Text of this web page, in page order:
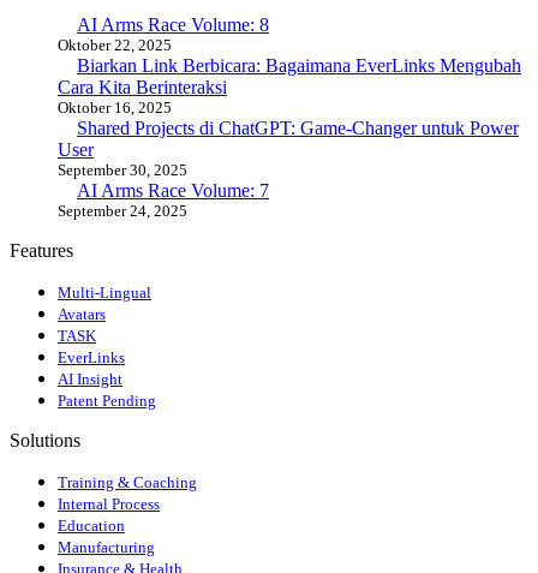
AI Arms Race Volume: 8
Oktober 22, 2025
Biarkan Link Berbicara: Bagaimana EverLinks Mengubah
Cara Kita Berinteraksi
Oktober 16, 2025
Shared Projects di ChatGPT: Game-Changer untuk Power
User
September 30, 2025
AI Arms Race Volume: 7
September 24, 2025
Features
Multi-Lingual
Avatars
TASK
EverLinks
AI Insight
Patent Pending
Solutions
Training & Coaching
Internal Process
Education
Manufacturing
Insurance & Health